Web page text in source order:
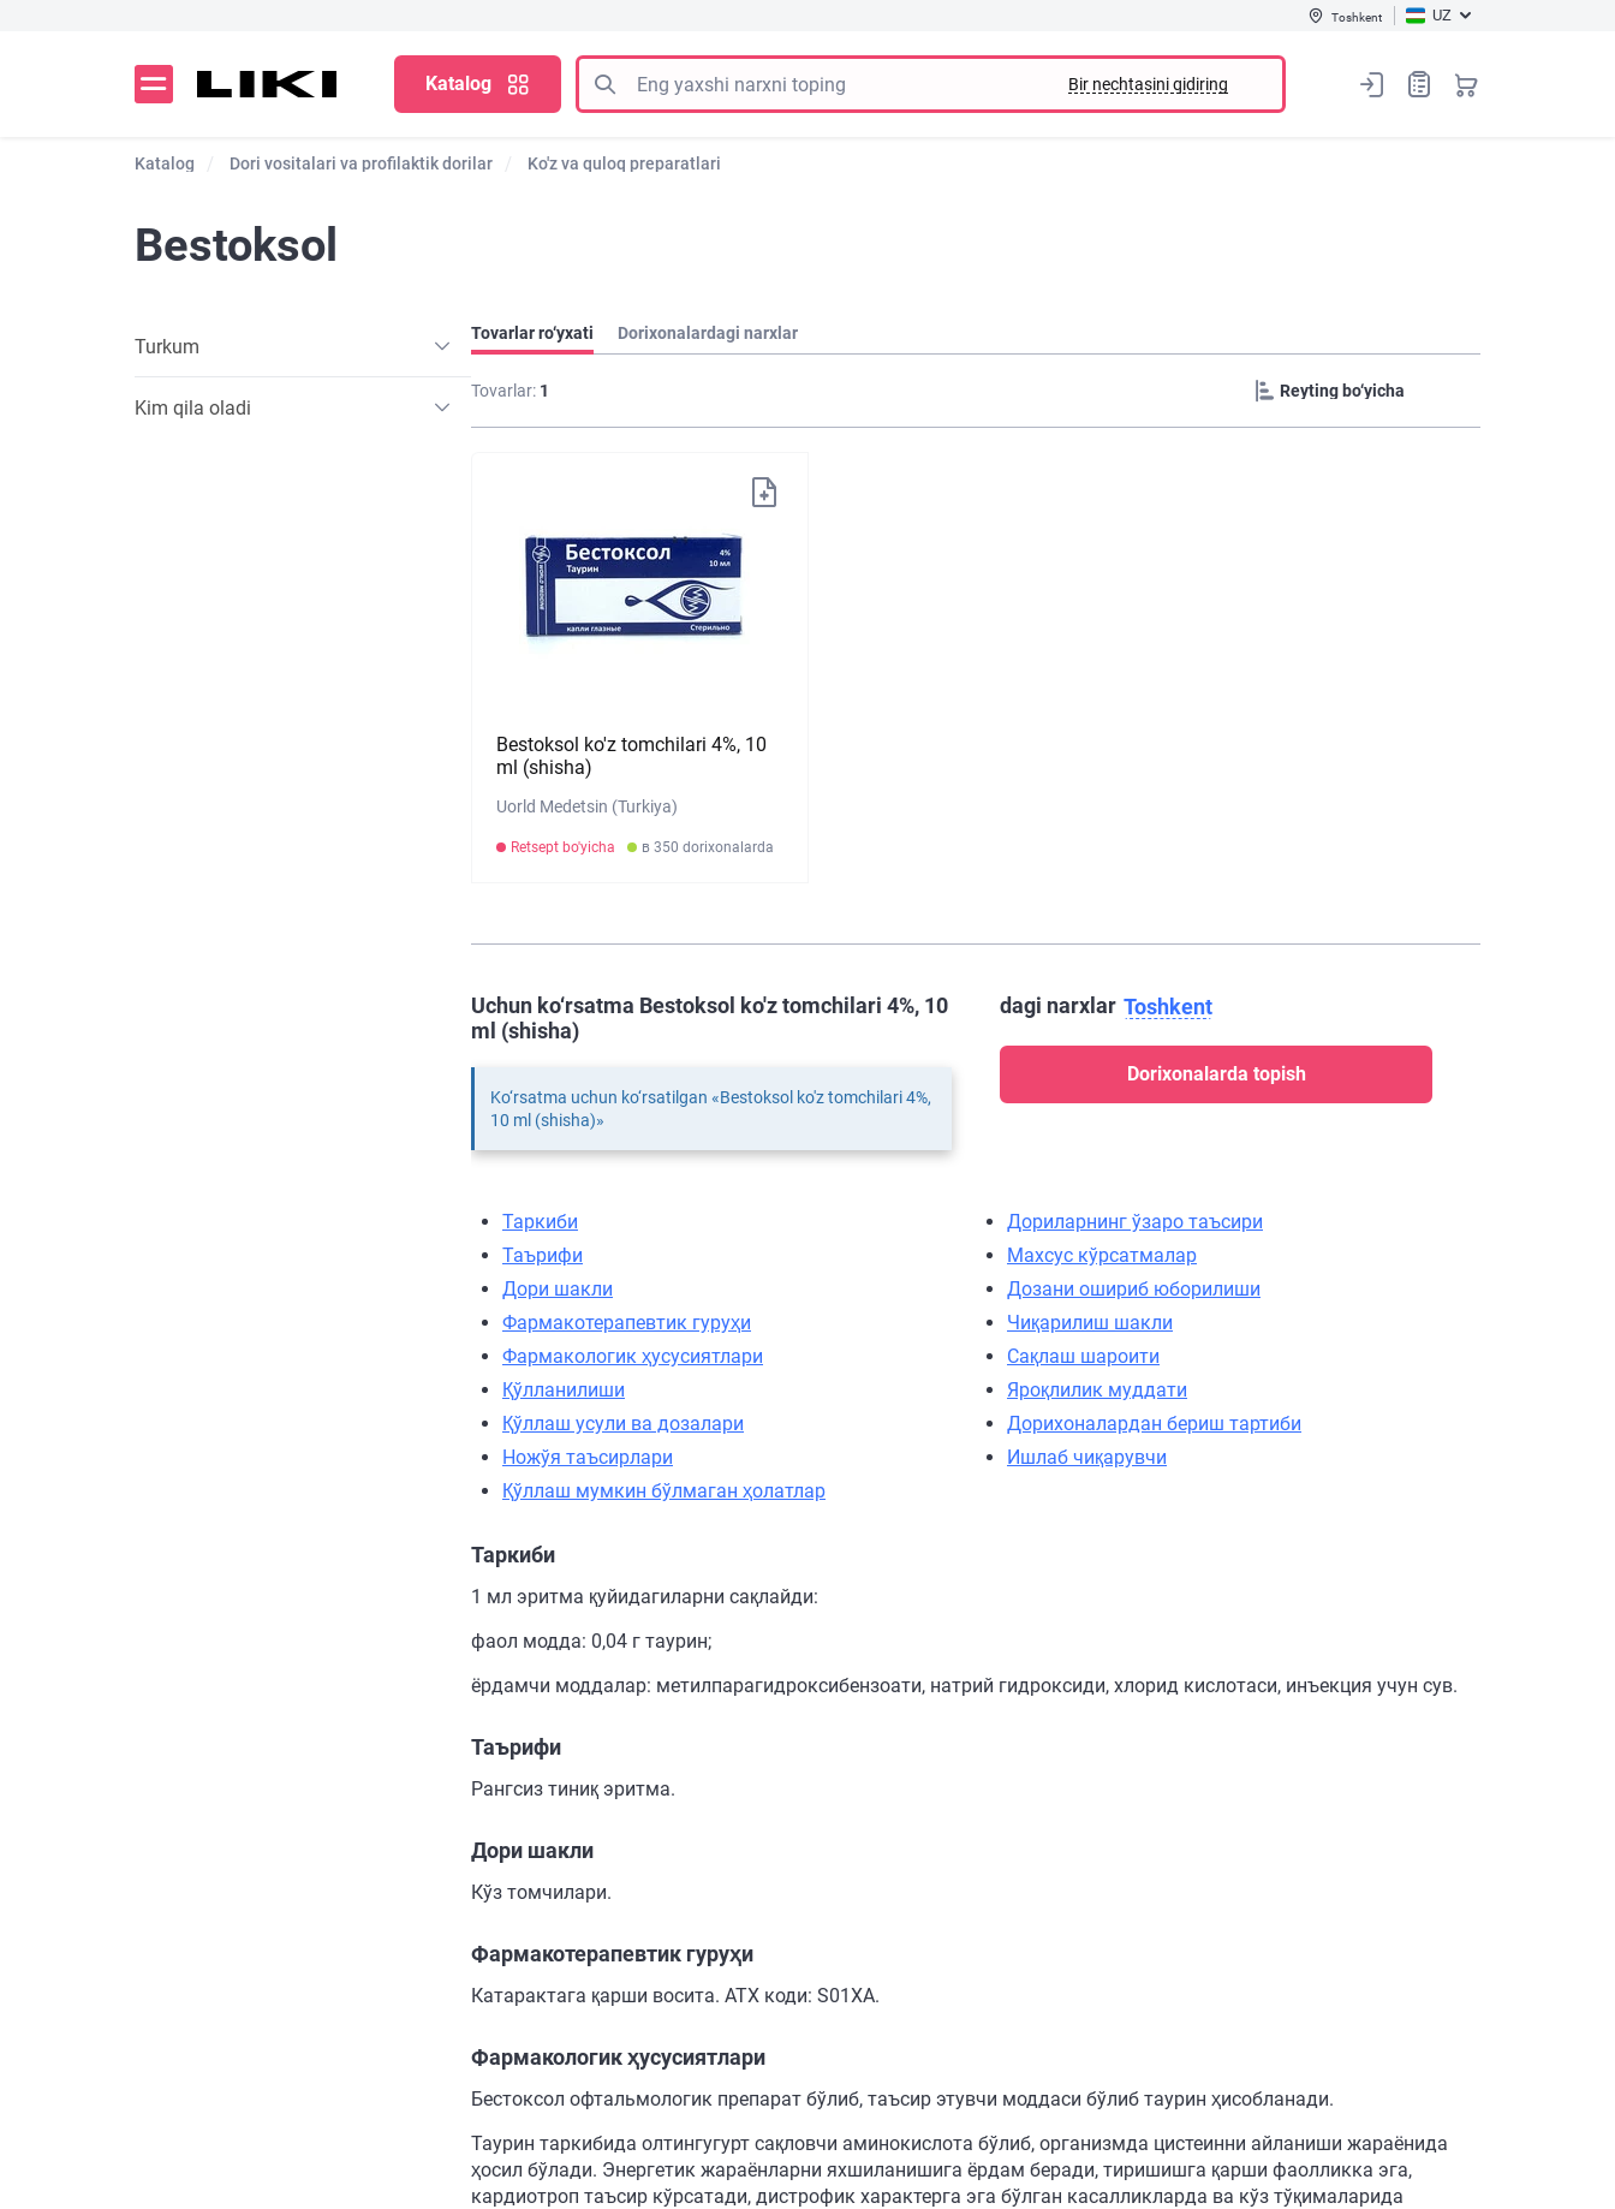
Toshkent UZ
Katalog Bir nechtasini qidiring
Katalog Dori vositalari va profilaktik dorilar Ko'z va quloq preparatlari
Bestoksol
Turkum
Kim qila oladi
Tovarlar ro‘yxati Dorixonalardagi narxlar
Tovarlar: 1
Bestoksol ko'z tomchilari 4%, 10
ml (shisha)
Uorld Medetsin (Turkiya)
Retsept bo'yicha в 350 dorixonalarda
dagi narxlar Toshkent
Dorixonalarda topish
Uchun ko‘rsatma Bestoksol ko'z tomchilari 4%, 10
ml (shisha)
Ko‘rsatma uchun ko‘rsatilgan «Bestoksol ko'z tomchilari 4%,
10 ml (shisha)»
Таркиби
Таърифи
Дори шакли
Фармакотерапевтик гуруҳи
Фармакологик ҳусусиятлари
Қўлланилиши
Қўллаш усули ва дозалари
Ножўя таъсирлари
Қўллаш мумкин бўлмаган ҳолатлар
Дориларнинг ўзаро таъсири
Махсус кўрсатмалар
Дозани ошириб юборилиши
Чиқарилиш шакли
Сақлаш шароити
Яроқлилик муддати
Дорихоналардан бериш тартиби
Ишлаб чиқарувчи
Таркиби
1 мл эритма қуйидагиларни сақлайди:
фаол модда: 0,04 г таурин;
ёрдамчи моддалар: метилпарагидроксибензоати, натрий гидроксиди, хлорид кислотаси, инъекция учун сув.
Таърифи
Рангсиз тиниқ эритма.
Дори шакли
Кўз томчилари.
Фармакотерапевтик гуруҳи
Катарактага қарши восита. АТХ коди: S01XA.
Фармакологик ҳусусиятлари
Бестоксол офтальмологик препарат бўлиб, таъсир этувчи моддаси бўлиб таурин ҳисобланади.
Таурин таркибида олтингугурт сақловчи аминокислота бўлиб, организмда цистеинни айланиши жараёнида
ҳосил бўлади. Энергетик жараёнларни яхшиланишига ёрдам беради, тиришишга қарши фаолликка эга,
кардиотроп таъсир кўрсатади, дистрофик характерга эга бўлган касалликларда ва кўз тўқималарида